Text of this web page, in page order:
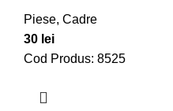
Piese, Cadre
30 lei
Cod Produs: 8525